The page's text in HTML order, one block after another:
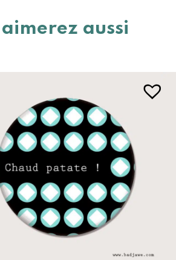
aimerez aussi